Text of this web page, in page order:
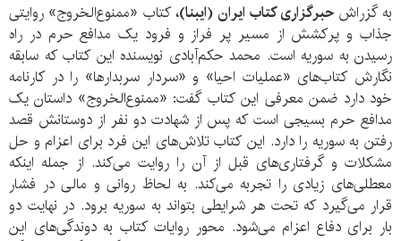
به گزراش حبرگزاری کتاب ایران (ایبنا)،‌کتاب «ممنوع‌الخروج» روایتی
جذاب و پرکشش از مسیر پر فراز و فرود یک مدافع حرم در راه
رسیدن به سوریه است. محمد حکم‌آبادی نویسنده این کتاب که سابقه
نگارش کتاب‌های «عملیات احیا» و «سردار سربدارها» را در کارنامه
خود دارد ضمن معرفی این کتاب گفت: «ممنوع‌الخروج» داستان یک
مدافع حرم بسیجی است که پس از شهادت دو نفر از دوستانش قصد
رفتن به سوریه را دارد. این کتاب تلاش‌های این فرد برای اعزام و حل
مشکلات و گرفتاری‌های قبل از آن را روایت می‌کند. از جمله اینکه
معطلی‌های زیادی را تجربه می‌کند. به لحاظ روانی و مالی در فشار
قرار می‌گیرد که تحت هر شرایطی بتواند به سوریه برود. در نهایت دو
بار برای دفاع اعزام می‌شود. محور روایات کتاب به دوندگی‌های این